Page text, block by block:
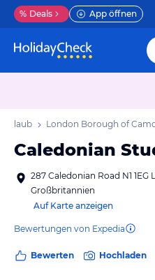
% Deals App öffnen
Urlaub London Borough of
Caledonian
287 Caledonian Road N1
Großbritannien
Auf Karte anzeigen
Bewertungen von Expedia
Bewerten Hochladen